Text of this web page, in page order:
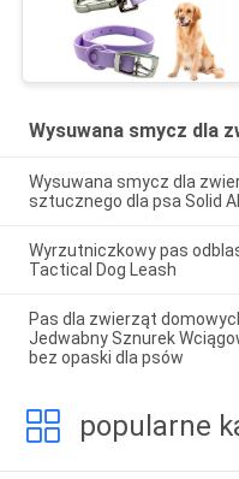
Wysuwana smycz dla
Wysuwana smycz dla
sztucznego dla psa Solid
Wyrzutniczkowy pas
Tactical Dog Leash
Pas dla zwierząt
Jedwabny Sznurek
bez opaski dla psów
popularne